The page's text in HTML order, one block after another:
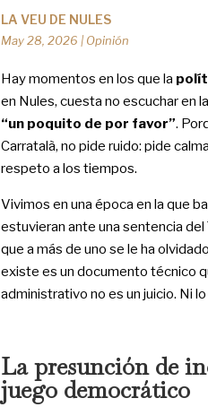
LA VEU DE NULES
May 28, 2026 | Opinión
Hay momentos en los que la
en Nules, cuesta no escuchar en
“un poquito de por favor”.
Carratalà, no pide ruido: pide
respeto a los tiempos.
Vivimos en una época en la que
estuvieran ante una sentencia
que a más de uno se le ha
existe es un documento técnico
administrativo no es un juicio. Ni
La presunción de
juego democrático